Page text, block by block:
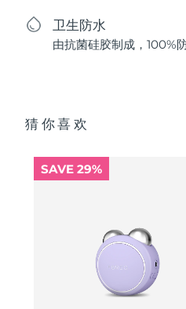
卫生防水
由抗菌硅胶制成，100%
猜你喜欢
SAVE 29%